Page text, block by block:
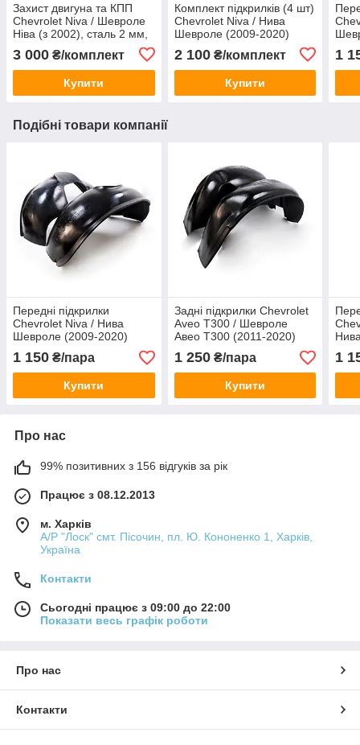
Захист двигуна та КПП
Chevrolet Niva / Шевроле
Ніва (з 2002), сталь 2 мм,
3 000 ₴/комплект
Купити
Комплект підкрилків (4 шт)
Chevrolet Niva / Нива
Шевроле (2009-2020)
2 100₴/комплект
Купити
1
Подібні товари компанії
Передні підкрилки
Chevrolet Niva / Нива
Шевроле (2009-2020)
1 150 ₴/пара
Купити
Задні підкрилки Chevrolet
Aveo T300 / Шевроле
Авео Т300 (2011-2020)
1 250₴/пара
Купити
1
Про нас
99% позитивних з 156 відгуків за рік
Працює з 08.12.2013
м. Харків
А/Р "Лоск" смт. Пісочин, пл. Ю. Кононенко 1, Харків,
Україна
Контакти
Сьогодні працює з 09:00 до 22:00
Показати весь графік роботи
Про нас
Контакти